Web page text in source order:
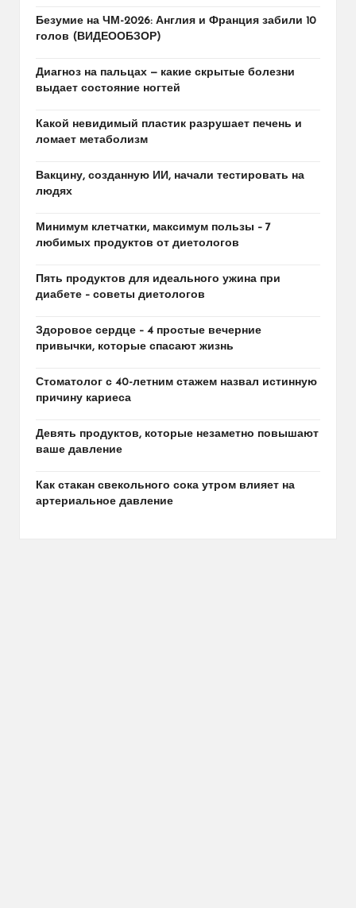
Безумие на ЧМ-2026: Англия и Франция забили 10
голов (ВИДЕООБЗОР)
Диагноз на пальцах — какие скрытые болезни
выдает состояние ногтей
Какой невидимый пластик разрушает печень и
ломает метаболизм
Вакцину, созданную ИИ, начали тестировать на
людях
Минимум клетчатки, максимум пользы – 7
любимых продуктов от диетологов
Пять продуктов для идеального ужина при
диабете – советы диетологов
Здоровое сердце – 4 простые вечерние
привычки, которые спасают жизнь
Стоматолог с 40-летним стажем назвал истинную
причину кариеса
Девять продуктов, которые незаметно повышают
ваше давление
Как стакан свекольного сока утром влияет на
артериальное давление